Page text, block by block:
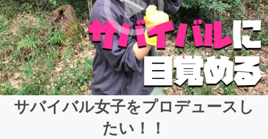
サバイバル女子をプロデュースし
たい！！